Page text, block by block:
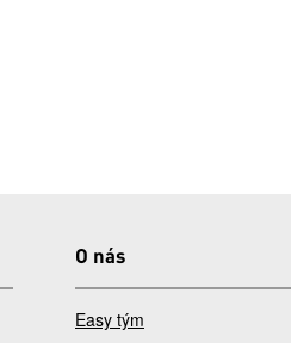
O nás
Easy tým